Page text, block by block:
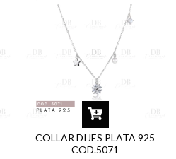
COLLAR DIJES PLATA 925
COD.5071